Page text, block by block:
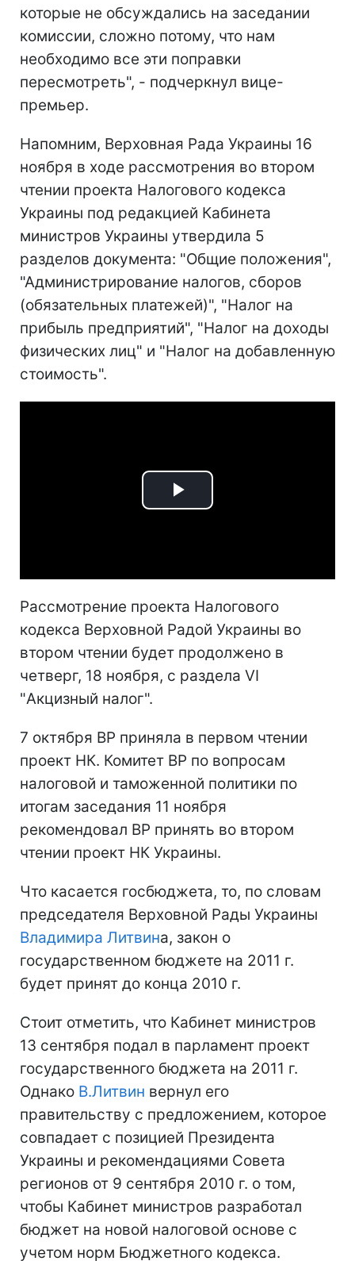
которые не обсуждались на заседании
комиссии, сложно потому, что нам
необходимо все эти поправки
пересмотреть", - подчеркнул вице-
премьер.
Напомним, Верховная Рада Украины 16
ноября в ходе рассмотрения во втором
чтении проекта Налогового кодекса
Украины под редакцией Кабинета
министров Украины утвердила 5
разделов документа: "Общие положения",
"Администрирование налогов, сборов
(обязательных платежей)", "Налог на
прибыль предприятий", "Налог на доходы
физических лиц" и "Налог на добавленную
стоимость".
Play
Рассмотрение проекта Налогового
кодекса Верховной Радой Украины во
втором чтении будет продолжено в
четверг, 18 ноября, с раздела VI
"Акцизный налог".
7 октября ВР приняла в первом чтении
проект НК. Комитет ВР по вопросам
налоговой и таможенной политики по
итогам заседания 11 ноября
рекомендовал ВР принять во втором
чтении проект НК Украины.
Что касается госбюджета, то, по словам
председателя Верховной Рады Украины
Владимира Литвина, закон о
государственном бюджете на 2011 г.
будет принят до конца 2010 г.
Стоит отметить, что Кабинет министров
13 сентября подал в парламент проект
государственного бюджета на 2011 г.
Однако В.Литвин вернул его
правительству с предложением, которое
совпадает с позицией Президента
Украины и рекомендациями Совета
регионов от 9 сентября 2010 г. о том,
чтобы Кабинет министров разработал
бюджет на новой налоговой основе с
учетом норм Бюджетного кодекса.